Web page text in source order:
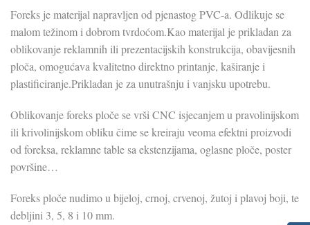
Foreks je materijal napravljen od pjenastog PVC-a. Odlikuje se
malom težinom i dobrom tvrdoćom.Kao materijal je prikladan za
oblikovanje reklamnih ili prezentacijskih konstrukcija, obavijesnih
ploča, omogućava kvalitetno direktno printanje, kaširanje i
plastificiranje.Prikladan je za unutrašnju i vanjsku upotrebu.
Oblikovanje foreks ploče se vrši CNC isjecanjem u pravolinijskom
ili krivolinijskom obliku čime se kreiraju veoma efektni proizvodi
od foreksa, reklamne table sa ekstenzijama, oglasne ploče, poster
površine…
Foreks ploče nudimo u bijeloj, crnoj, crvenoj, žutoj i plavoj boji, te
debljini 3, 5, 8 i 10 mm.